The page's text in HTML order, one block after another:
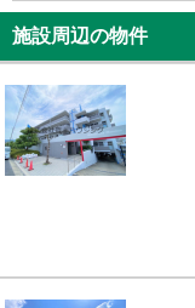
施設周辺の物件